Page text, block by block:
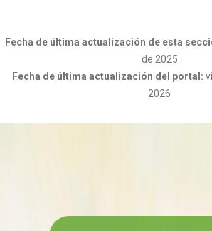
Fecha de última actualización de esta
de 2025
Fecha de última actualización del portal:
2026